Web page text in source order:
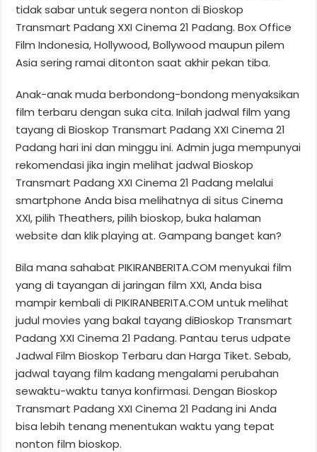
tidak sabar untuk segera nonton di Bioskop
Transmart Padang XXI Cinema 21 Padang. Box Office
Film Indonesia, Hollywood, Bollywood maupun pilem
Asia sering ramai ditonton saat akhir pekan tiba.
Anak-anak muda berbondong-bondong menyaksikan
film terbaru dengan suka cita. Inilah jadwal film yang
tayang di Bioskop Transmart Padang XXI Cinema 21
Padang hari ini dan minggu ini. Admin juga mempunyai
rekomendasi jika ingin melihat jadwal Bioskop
Transmart Padang XXI Cinema 21 Padang melalui
smartphone Anda bisa melihatnya di situs Cinema
XXI, pilih Theathers, pilih bioskop, buka halaman
website dan klik playing at. Gampang banget kan?
Bila mana sahabat PIKIRANBERITA.COM menyukai film
yang di tayangan di jaringan film XXI, Anda bisa
mampir kembali di PIKIRANBERITA.COM untuk melihat
judul movies yang bakal tayang diBioskop Transmart
Padang XXI Cinema 21 Padang. Pantau terus udpate
Jadwal Film Bioskop Terbaru dan Harga Tiket. Sebab,
jadwal tayang film kadang mengalami perubahan
sewaktu-waktu tanya konfirmasi. Dengan Bioskop
Transmart Padang XXI Cinema 21 Padang ini Anda
bisa lebih tenang menentukan waktu yang tepat
nonton film bioskop.